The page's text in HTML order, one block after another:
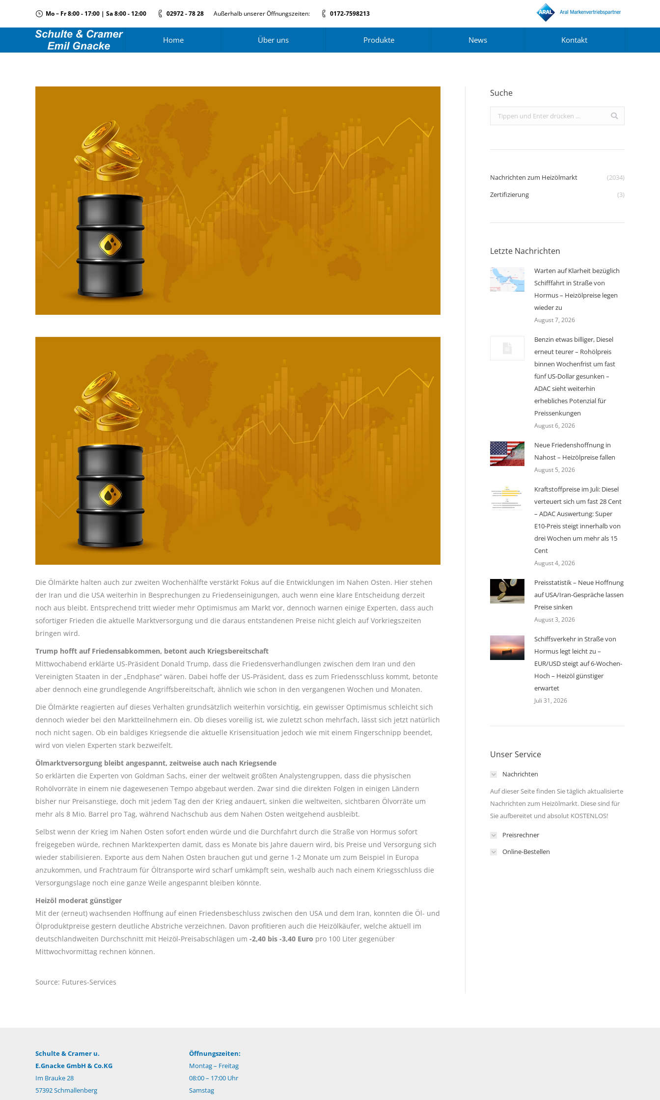
Mo – Fr 8:00 - 17:00 | Sa 8:00 - 12:00 02972 - 78 28 Außerhalb unserer Öffnungszeiten: 0172-7598213
Home Über uns Produkte News Kontakt
Die Ölmärkte halten auch zur zweiten Wochenhälfte verstärkt Fokus auf die Entwicklungen im Nahen Osten. Hier stehen
der Iran und die USA weiterhin in Besprechungen zu Friedenseinigungen, auch wenn eine klare Entscheidung derzeit
noch aus bleibt. Entsprechend tritt wieder mehr Optimismus am Markt vor, dennoch warnen einige Experten, dass auch
sofortiger Frieden die aktuelle Marktversorgung und die daraus entstandenen Preise nicht gleich auf Vorkriegszeiten
bringen wird.
Trump hofft auf Friedensabkommen, betont auch Kriegsbereitschaft
Mittwochabend erklärte US-Präsident Donald Trump, dass die Friedensverhandlungen zwischen dem Iran und den
Vereinigten Staaten in der „Endphase“ wären. Dabei hoffe der US-Präsident, dass es zum Friedensschluss kommt, betonte
aber dennoch eine grundlegende Angriffsbereitschaft, ähnlich wie schon in den vergangenen Wochen und Monaten.
Die Ölmärkte reagierten auf dieses Verhalten grundsätzlich weiterhin vorsichtig, ein gewisser Optimismus schleicht sich
dennoch wieder bei den Marktteilnehmern ein. Ob dieses voreilig ist, wie zuletzt schon mehrfach, lässt sich jetzt natürlich
noch nicht sagen. Ob ein baldiges Kriegsende die aktuelle Krisensituation jedoch wie mit einem Fingerschnipp beendet,
wird von vielen Experten stark bezweifelt.
Ölmarktversorgung bleibt angespannt, zeitweise auch nach Kriegsende
So erklärten die Experten von Goldman Sachs, einer der weltweit größten Analystengruppen, dass die physischen
Rohölvorräte in einem nie dagewesenen Tempo abgebaut werden. Zwar sind die direkten Folgen in einigen Ländern
bisher nur Preisanstiege, doch mit jedem Tag den der Krieg andauert, sinken die weltweiten, sichtbaren Ölvorräte um
mehr als 8 Mio. Barrel pro Tag, während Nachschub aus dem Nahen Osten weitgehend ausbleibt.
Selbst wenn der Krieg im Nahen Osten sofort enden würde und die Durchfahrt durch die Straße von Hormus sofort
freigegeben würde, rechnen Marktexperten damit, dass es Monate bis Jahre dauern wird, bis Preise und Versorgung sich
wieder stabilisieren. Exporte aus dem Nahen Osten brauchen gut und gerne 1-2 Monate um zum Beispiel in Europa
anzukommen, und Frachtraum für Öltransporte wird scharf umkämpft sein, weshalb auch nach einem Kriegsschluss die
Versorgungslage noch eine ganze Weile angespannt bleiben könnte.
Heizöl moderat günstiger
Mit der (erneut) wachsenden Hoffnung auf einen Friedensbeschluss zwischen den USA und dem Iran, konnten die Öl- und
Ölproduktpreise gestern deutliche Abstriche verzeichnen. Davon profitieren auch die Heizölkäufer, welche aktuell im
deutschlandweiten Durchschnitt mit Heizöl-Preisabschlägen um -2,40 bis -3,40 Euro pro 100 Liter gegenüber
Mittwochvormittag rechnen können.
Source: Futures-Services
Suche
Search:
Nachrichten zum Heizölmarkt
(2034)
Zertifizierung
(3)
Letzte Nachrichten
Warten auf Klarheit bezüglich
Schifffahrt in Straße von
Hormus – Heizölpreise legen
wieder zu
August 7, 2026
Benzin etwas billiger, Diesel
erneut teurer – Rohölpreis
binnen Wochenfrist um fast
fünf US-Dollar gesunken –
ADAC sieht weiterhin
erhebliches Potenzial für
Preissenkungen
August 6, 2026
Neue Friedenshoffnung in
Nahost – Heizölpreise fallen
August 5, 2026
Kraftstoffpreise im Juli: Diesel
verteuert sich um fast 28 Cent
– ADAC Auswertung: Super
E10-Preis steigt innerhalb von
drei Wochen um mehr als 15
Cent
August 4, 2026
Preisstatistik – Neue Hoffnung
auf USA/Iran-Gespräche lassen
Preise sinken
August 3, 2026
Schiffsverkehr in Straße von
Hormus legt leicht zu –
EUR/USD steigt auf 6-Wochen-
Hoch – Heizöl günstiger
erwartet
Juli 31, 2026
Unser Service
Nachrichten
Auf dieser Seite finden Sie täglich aktualisierte
Nachrichten zum Heizölmarkt. Diese sind für
Sie aufbereitet und absolut KOSTENLOS!
Preisrechner
Online-Bestellen
Schulte & Cramer u.
E.Gnacke GmbH & Co.KG
Im Brauke 28
57392 Schmallenberg
Öffnungszeiten:
Montag – Freitag
08:00 – 17:00 Uhr
Samstag